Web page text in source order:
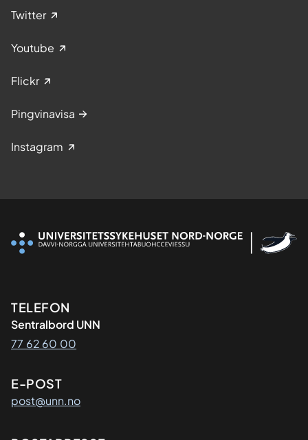
Twitter
Youtube
Flickr
Pingvinavisa
Instagram
Kontaktinformasjon
TELEFON
Sentralbord UNN
77 62 60 00
E-POST
post@unn.no